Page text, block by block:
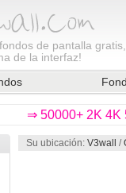
fondos de pantalla
de la interfaz!
⇒ 50000+ 2K 4K
Su ubicación: V3wall /